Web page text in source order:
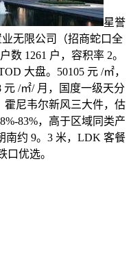
星誉
无限公司（招商蛇口全
数 1261 户，容积率 2。
大盘。50105 元 /㎡，
元 /㎡/ 月，国度一级天分
霍尼韦尔新风三大件，估
83%，高于区域同类产
南约 9。3 米，LDK 客餐
口优选。